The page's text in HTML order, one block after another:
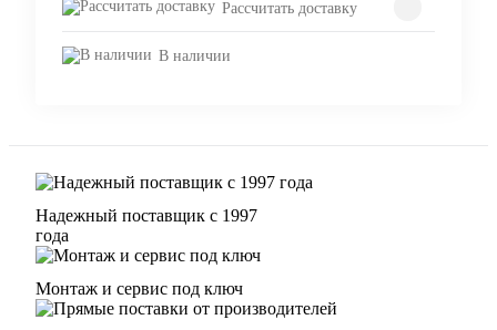
Рассчитать доставку
В наличии
Надежный поставщик с 1997
года
Монтаж и сервис под ключ